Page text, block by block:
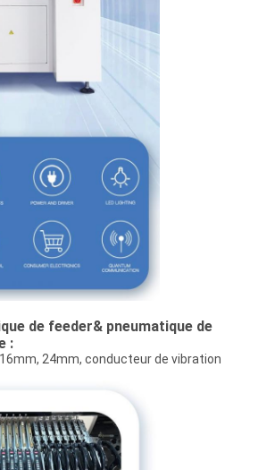
de feeder& pneumatique de
:
24mm, conducteur de vibration